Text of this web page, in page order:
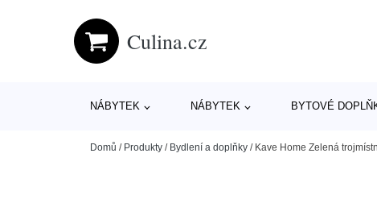
Culina.cz
NÁBYTEK NÁBYTEK BYTOVÉ
Domů / Produkty / Bydlení a doplňky / Kave Home Zelená